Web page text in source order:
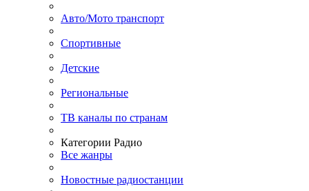
Авто/Мото транспорт
Спортивные
Детские
Региональные
ТВ каналы по странам
Категории Радио
Все жанры
Новостные радиостанции